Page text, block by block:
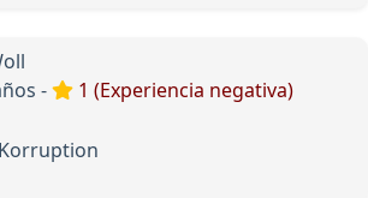
-
1 (Experiencia negativa)